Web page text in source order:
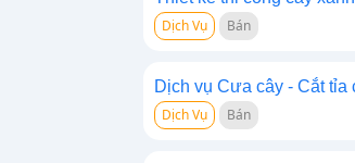
Dịch Vụ Bán
Dịch vụ Cưa cây - Cắt
Dịch Vụ Bán